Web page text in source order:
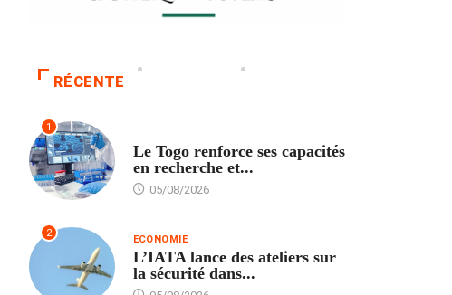
RÉCENTE
1
Le Togo renforce ses capacités
en recherche et...
05/08/2026
2 ECONOMIE
L’IATA lance des ateliers sur
la sécurité dans...